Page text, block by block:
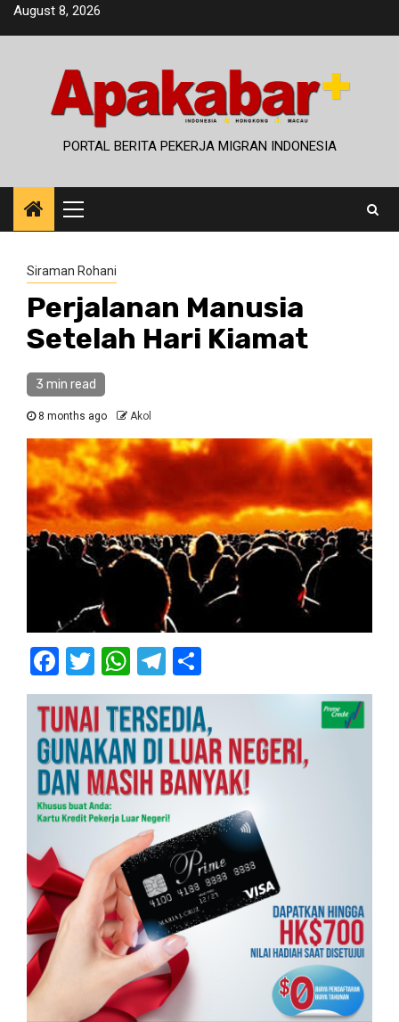
SkipAugust 8, 2026
PORTAL BERITA PEKERJA MIGRAN INDONESIA
Primary
Menu
Siraman Rohani
Perjalanan Manusia
Setelah Hari Kiamat
3 min read
8 months ago Akol
Facebook
Twitter
WhatsApp
Telegram